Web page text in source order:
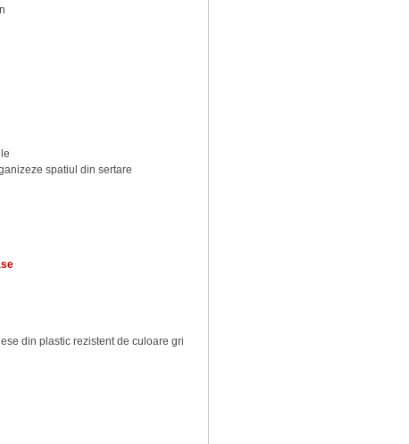
spatiul din sertare
din plastic rezistent de culoare gri